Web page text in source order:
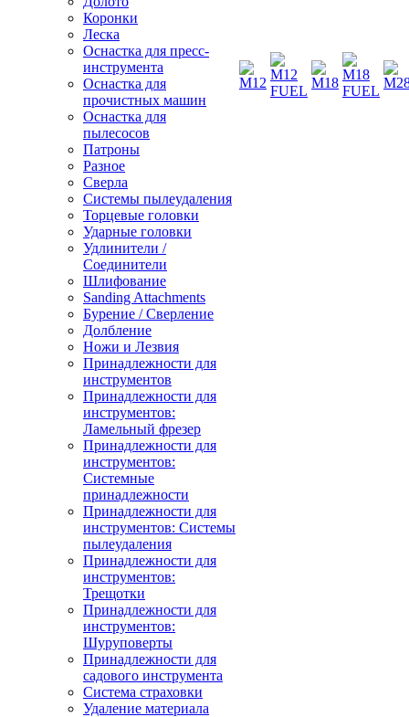
Коронки
Леска
Оснастка для пресс-
инструмента
Оснастка для
прочистных машин
Оснастка для
пылесосов
Патроны
Разное
Сверла
Системы пылеудаления
Торцевые головки
Ударные головки
Удлинители /
Соединители
Шлифование
Sanding Attachments
Бурение / Сверление
Долбление
Ножи и Лезвия
Принадлежности для
инструментов
Принадлежности для
инструментов:
Ламельный фрезер
Принадлежности для
инструментов:
Системные
принадлежности
Принадлежности для
инструментов: Системы
пылеудаления
Принадлежности для
инструментов:
Трещотки
Принадлежности для
инструментов:
Шуруповерты
Принадлежности для
садового инструмента
Система страховки
Удаление материала